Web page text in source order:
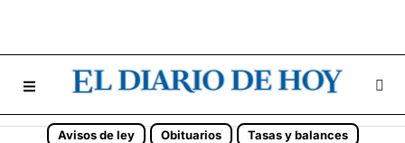
Avisos de ley Obituarios Tasas y balances